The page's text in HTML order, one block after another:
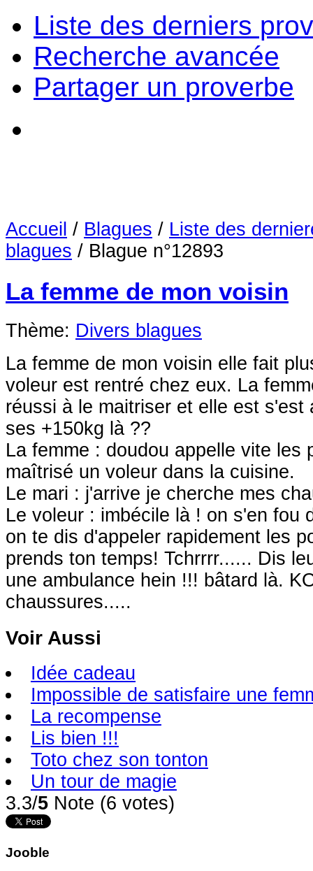
Liste des derniers
Recherche avancée
Partager un proverbe
Accueil / Blagues / Liste des
blagues / Blague n°12893
La femme de mon voisin
Thème: Divers blagues
La femme de mon voisin elle fait
voleur est rentré chez eux. La
réussi à le maitriser et elle est s'est
ses +150kg là ??
La femme : doudou appelle vite les
maîtrisé un voleur dans la cuisine.
Le mari : j'arrive je cherche mes
Le voleur : imbécile là ! on s'en fou
on te dis d'appeler rapidement les
prends ton temps! Tchrrrr...... Dis
une ambulance hein !!! bâtard là.
chaussures.....
Voir Aussi
Idée cadeau
Impossible de satisfaire une
La recompense
Lis bien !!!
Toto chez son tonton
Un tour de magie
3.3/5 Note (6 votes)
Jooble